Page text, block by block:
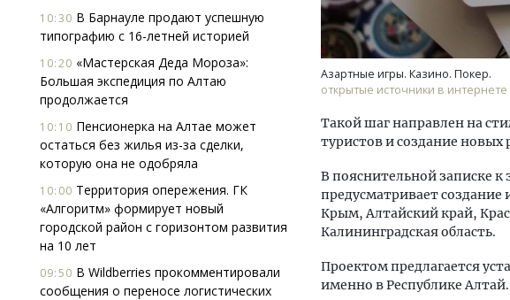
10:30 В Барнауле продают успешную
типографию с 16-летней историей
10:20 «Мастерская Деда Мороза»:
Большая экспедиция по Алтаю
продолжается
10:10 Пенсионерка на Алтае может
остаться без жилья из-за сделки,
которую она не одобряла
10:00 Территория опережения. ГК
«Алгоритм» формирует новый
городской район с горизонтом развития
на 10 лет
09:50 В Wildberries прокомментировали
сообщения о переносе логистических
Азартные игры. Казино. Покер.
открытые источники в интернете
Такой шаг направлен на
туристов и создание новых
В пояснительной записке
предусматривает создание
Крым, Алтайский край,
Калининградская область.
Проектом предлагается
именно в Республике Алтай.
земли. Мощение крупноформатными
плитами становится новым
стандартом благоустройства
СТРОИТЕЛЬСТВО
Каким будет новый
«Белкур» в Белокурихе
ДОМА И КВАРТИРЫ